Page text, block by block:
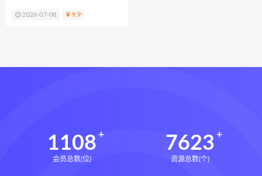
寻龙点穴高级班课程
辰南择吉日下载 辰南择吉日网盘
2026-07-08 9.9
1108
会员总数(位)
7623
资源总数(个)